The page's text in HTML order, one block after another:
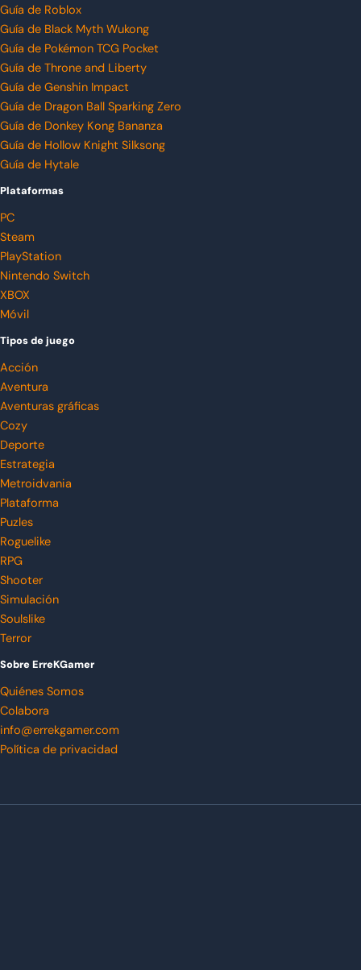
Guía de Roblox
Guía de Black Myth Wukong
Guía de Pokémon TCG Pocket
Guía de Throne and Liberty
Guía de Genshin Impact
Guía de Dragon Ball Sparking Zero
Guía de Donkey Kong Bananza
Guía de Hollow Knight Silksong
Guía de Hytale
Plataformas
PC
Steam
PlayStation
Nintendo Switch
XBOX
Móvil
Tipos de juego
Acción
Aventura
Aventuras gráficas
Cozy
Deporte
Estrategia
Metroidvania
Plataforma
Puzles
Roguelike
RPG
Shooter
Simulación
Soulslike
Terror
Sobre ErreKGamer
Quiénes Somos
Colabora
info@errekgamer.com
Política de privacidad